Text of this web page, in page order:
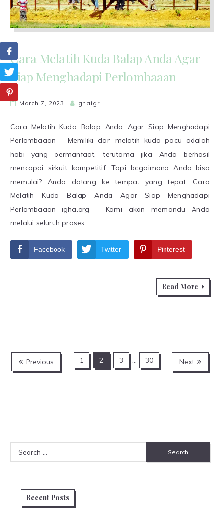
Cara Melatih Kuda Balap Anda Agar
Siap Menghadapi Perlombaaan
March 7, 2023 ghaigr
Cara Melatih Kuda Balap Anda Agar Siap Menghadapi
Perlombaaan – Memiliki dan melatih kuda pacu adalah
hobi yang bermanfaat, terutama jika Anda berhasil
mencapai sirkuit kompetitif. Tapi bagaimana Anda bisa
memulai? Anda datang ke tempat yang tepat. Cara
Melatih Kuda Balap Anda Agar Siap Menghadapi
Perlombaaan igha.org – Kami akan memandu Anda
melalui seluruh proses:…
Facebook Twitter Pinterest
Read More
PostsPrevious 1 2 3 … 30 Next
for:
Recent Posts